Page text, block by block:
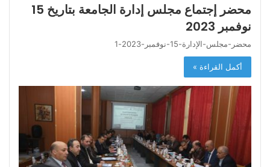
محضر إجتماع مجلس إدارة الجامعة بتاريخ 15
نوفمبر 2023
محضر-مجلس-الإدارة-15-نوفمبر-2023-1
أكمل القراءة »